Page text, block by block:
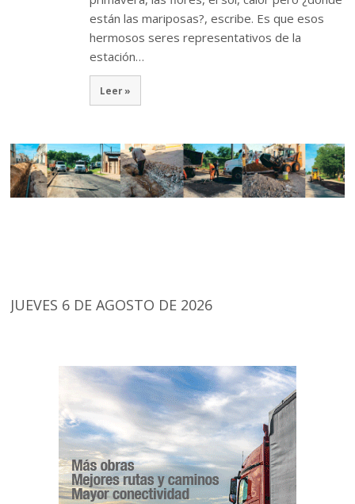
están las mariposas?, escribe. Es que esos
hermosos seres representativos de la
estación…
Leer »
JUEVES 6 DE AGOSTO DE 2026